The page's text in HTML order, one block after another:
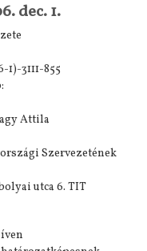
dec. 1.
3111-855
Attila
Szervezetének
utca 6. TIT